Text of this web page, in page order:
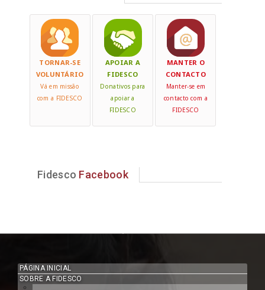
TORNAR-SE
VOLUNTÁRIO
Vá em missão
com a FIDESCO
APOIAR A
FIDESCO
Donativos para
apoiar a
FIDESCO
MANTER O
CONTACTO
Manter-se em
contacto com a
FIDESCO
Fidesco Facebook
PÁGINA INICIAL
SOBRE A FIDESCO